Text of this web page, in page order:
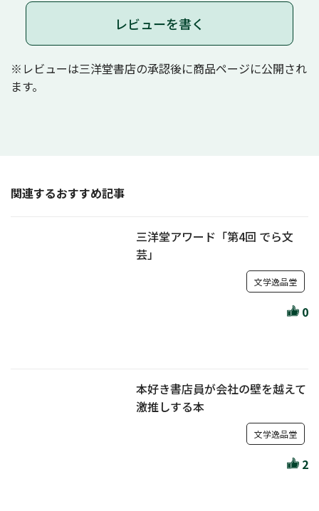
レビューを書く
※レビューは三洋堂書店の承認後に商品ページに公開され
ます。
関連するおすすめ記事
三洋堂アワード「第4回 でら文
芸」
文学逸品堂
0
本好き書店員が会社の壁を越えて
激推しする本
文学逸品堂
2